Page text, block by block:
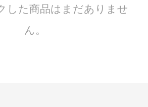
した商品はまだありませ
ん。